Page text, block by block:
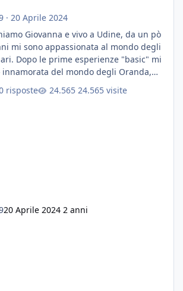
· 20 Aprile 2024
Giovanna e vivo a Udine, da un pò
mi sono appassionata al mondo degli
"basic" mi
innamorata del mondo degli Oranda,
dei Shogun e testa di leone.
una bella scuola per quanto riguarda
risposte 24.565 visite
20 Aprile 2024 2 anni